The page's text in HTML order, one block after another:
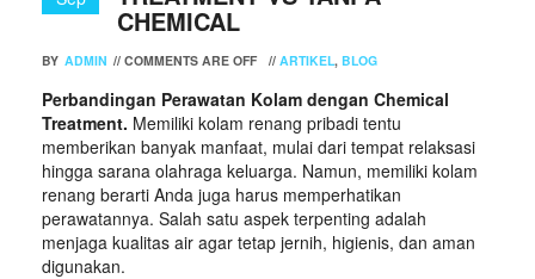
CHEMICAL
BY ADMIN // COMMENTS ARE OFF // ARTIKEL, BLOG
Perbandingan Perawatan Kolam dengan Chemical
Treatment. Memiliki kolam renang pribadi tentu
memberikan banyak manfaat, mulai dari tempat relaksasi
hingga sarana olahraga keluarga. Namun, memiliki kolam
renang berarti Anda juga harus memperhatikan
perawatannya. Salah satu aspek terpenting adalah
menjaga kualitas air agar tetap jernih, higienis, dan aman
digunakan.